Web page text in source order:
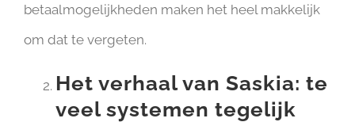
betaalmogelijkheden maken het heel makkelijk
om dat te vergeten.
Het verhaal van Saskia: te
veel systemen tegelijk